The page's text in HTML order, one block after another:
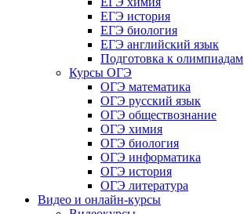
ЕГЭ история
ЕГЭ биология
ЕГЭ английский язык
Подготовка к олимпиадам
Курсы ОГЭ
ОГЭ математика
ОГЭ русский язык
ОГЭ обществознание
ОГЭ химия
ОГЭ биология
ОГЭ информатика
ОГЭ история
ОГЭ литература
Видео и онлайн-курсы